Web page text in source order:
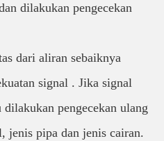
dilakukan pengecekan
dari aliran sebaiknya
signal . Jika signal
pengecekan ulang
jenis pipa dan jenis cairan.